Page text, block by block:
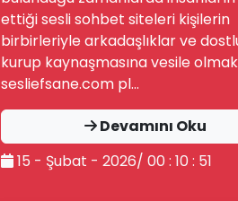
💖
ettiği sesli sohbet siteleri kişilerin
birbirleriyle arkadaşlıklar ve
kurup kaynaşmasına vesile
sesliefsane.com pl...
Devamını Oku
15 - Şubat - 2026/ 00 : 10 : 51